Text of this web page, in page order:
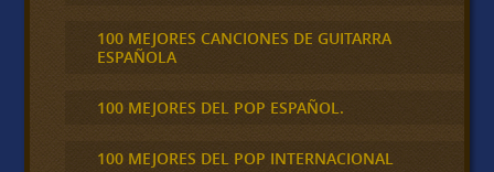
100 MEJORES CANCIONES DE GUITARRA
ESPAÑOLA
100 MEJORES DEL POP ESPAÑOL.
100 MEJORES DEL POP INTERNACIONAL